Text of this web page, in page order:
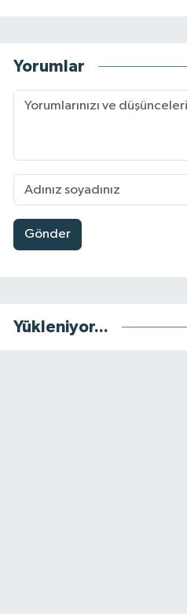
Yorumlar
Gönder
Yükleniyor...